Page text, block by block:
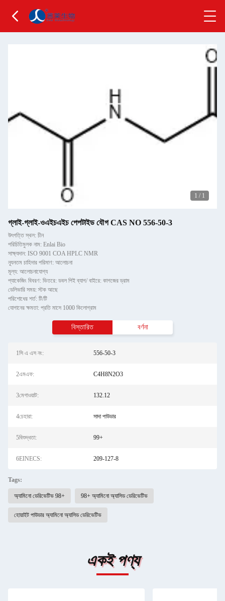
1 / 1
গ্লাই-গ্লাই-ওএইচএইচ পেপটাইড যৌগ CAS NO 556-50-3
উৎপত্তি স্থল: চীন
পরিচিতিমুলক নাম: Enlai Bio
সাক্ষ্যদান: ISO 9001 COA HPLC NMR
ন্যূনতম চাহিদার পরিমাণ: আলোচনা
মূল্য: আলোচনাযোগ্য
প্যাকেজিং বিবরণ: ভিতরে: ডবল পিই ব্যাগ/ বাইরে: কাগজের ড্রাম
ডেলিভারি সময়: স্টক আছে
পরিশোধের শর্ত: টি/টি
যোগানের ক্ষমতা: প্রতি মাসে 1000 কিলোগ্রাম
বিস্তারিত বর্ণনা
1সি এ এস নং: 556-50-3
2এমএফ: C4H8N2O3
3মেগাওয়াট: 132.12
4চেহারা: সাদা পাউডার
5বিশুদ্ধতা: 99+
6EINECS: 209-127-8
Tags:
অ্যামিনো ডেরিভেটিভ 98+ 98+ অ্যামিনো অ্যাসিড ডেরিভেটিভ
হোয়াইট পাউডার অ্যামিনো অ্যাসিড ডেরিভেটিভ
একই পণ্য